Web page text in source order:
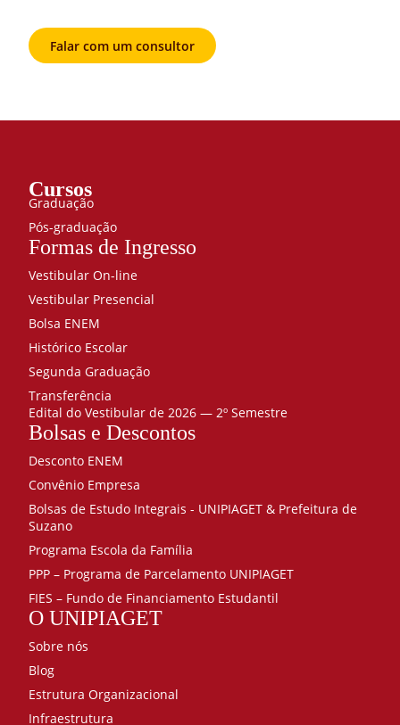
Falar com um consultor
Cursos
Graduação
Pós-graduação
Formas de Ingresso
Vestibular On-line
Vestibular Presencial
Bolsa ENEM
Histórico Escolar
Segunda Graduação
Transferência
Edital do Vestibular de 2026 — 2º Semestre
Bolsas e Descontos
Desconto ENEM
Convênio Empresa
Bolsas de Estudo Integrais - UNIPIAGET & Prefeitura de
Suzano
Programa Escola da Família
PPP – Programa de Parcelamento UNIPIAGET
FIES – Fundo de Financiamento Estudantil
O UNIPIAGET
Sobre nós
Blog
Estrutura Organizacional
Infraestrutura